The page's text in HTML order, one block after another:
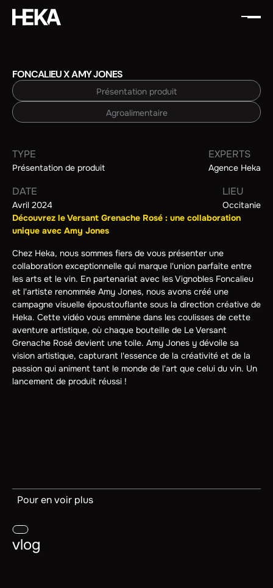
FONCALIEU X AMY JONES
Présentation produit
Agroalimentaire
Découvrez le Versant Grenache Rosé : une collaboration
unique avec Amy Jones
Chez Heka, nous sommes fiers de vous présenter une
collaboration exceptionnelle qui marque l'union parfaite entre
les arts et le vin. En partenariat avec les Vignobles Foncalieu
et l'artiste renommée Amy Jones, nous avons créé une
campagne visuelle époustouflante sous la direction créative de
Heka. Cette vidéo vous emmène dans les coulisses de cette
aventure artistique, où chaque bouteille de Le Versant
Grenache Rosé devient une toile. Amy Jones y dévoile sa
vision artistique, capturant l'essence de la créativité et de la
passion qui animent tant le monde de l'art que celui du vin. Un
lancement de produit réussi !
TYPE
Présentation de produit
EXPERTS
Agence Heka
DATE
Avril 2024
LIEU
Occitanie
Pour en voir plus
vlog